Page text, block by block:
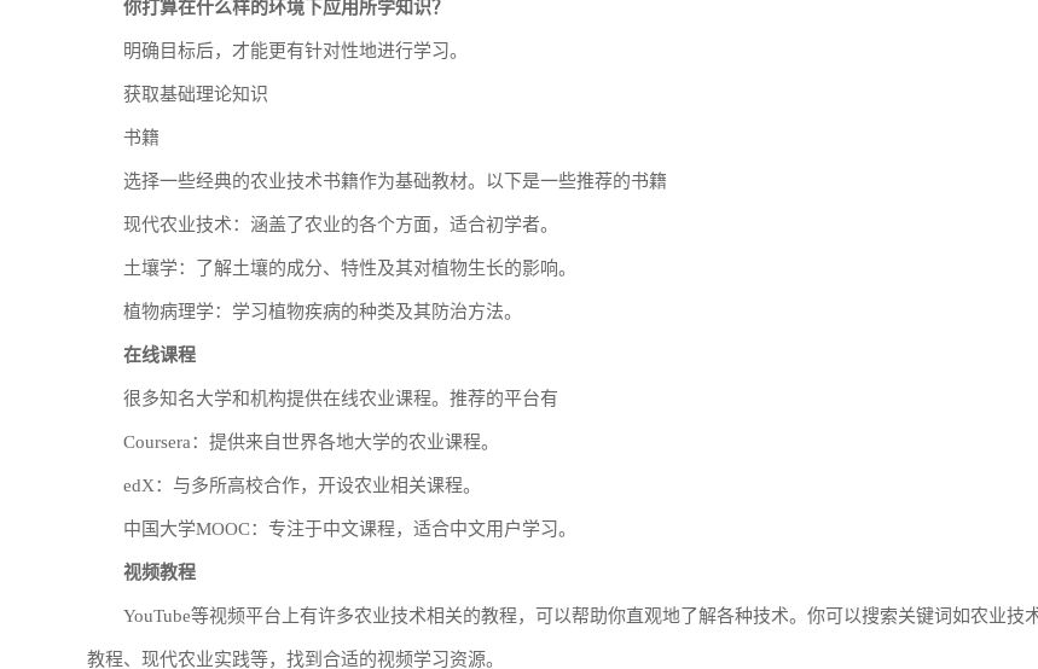
你打算在什么样的环境下应用所学知识？
明确目标后，才能更有针对性地进行学习。
获取基础理论知识
书籍
选择一些经典的农业技术书籍作为基础教材。以下是一些推荐的书籍
现代农业技术：涵盖了农业的各个方面，适合初学者。
土壤学：了解土壤的成分、特性及其对植物生长的影响。
植物病理学：学习植物疾病的种类及其防治方法。
在线课程
很多知名大学和机构提供在线农业课程。推荐的平台有
Coursera：提供来自世界各地大学的农业课程。
edX：与多所高校合作，开设农业相关课程。
中国大学MOOC：专注于中文课程，适合中文用户学习。
视频教程
YouTube等视频平台上有许多农业技术相关的教程，可以帮助你直观地了解各种技术。你可以搜索关键词如农业技
教程、现代农业实践等，找到合适的视频学习资源。